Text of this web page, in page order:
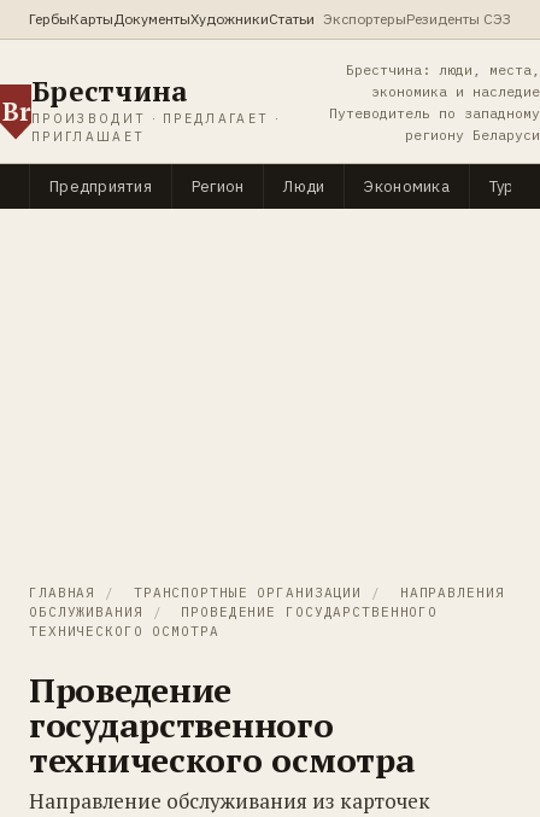
ГербыКартыДокументыХудожникиСтатьи ЭкспортерыРезиденты СЭЗ
Br
Брестчина
ПРОИЗВОДИТ · ПРЕДЛАГАЕТ ·
ПРИГЛАШАЕТ
Брестчина: люди, места,
экономика и наследие
Путеводитель по западному
региону Беларуси
Предприятия Регион Люди Экономика
ГЛАВНАЯ / ТРАНСПОРТНЫЕ ОРГАНИЗАЦИИ /
НАПРАВЛЕНИЯ
ОБСЛУЖИВАНИЯ
/
ПРОВЕДЕНИЕ ГОСУДАРСТВЕННОГО
ТЕХНИЧЕСКОГО ОСМОТРА
Проведение
государственного
технического осмотра
Направление обслуживания из карточек